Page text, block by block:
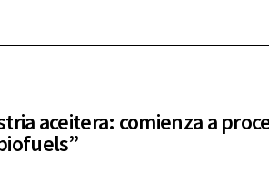
aceitera: comienza a